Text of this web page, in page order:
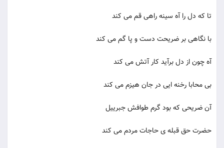
تا که دل را آه سینه راهی قم می کند
با نگاهی بر ضریحت دست و پا گم می کند
آه چون از دل برآید کار آتش می کند
بی محابا رخنه ایی در جان هیزم می کند
آن ضریحی که بود گرم طوافش جبرییل
حضرت حق قبله ی حاجات مردم می کند